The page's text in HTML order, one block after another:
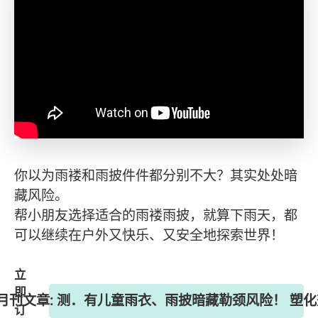
你以为雨褛和雨披件件都分别不大？其实处处暗
藏风险。
帮小朋友选择适合的雨褛雨披，就算下雨天，都
可以继续在户外又快乐、又安全地探索世界！
立
即
订
刊文章: 测．有儿童雨衣、雨披暗藏勒颈风险！ 塑